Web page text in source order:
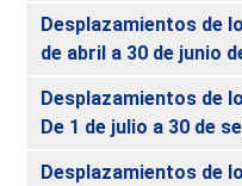
Desplazamientos de
de abril a 30 de junio
Desplazamientos de
De 1 de julio a 30 de
Desplazamientos de